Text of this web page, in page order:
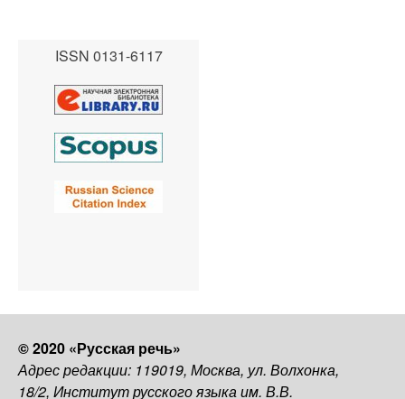
ISSN 0131-6117
© 2020 «Русская речь»
Адрес редакции: 119019, Москва, ул. Волхонка,
18/2, Институт русского языка им. В.В.